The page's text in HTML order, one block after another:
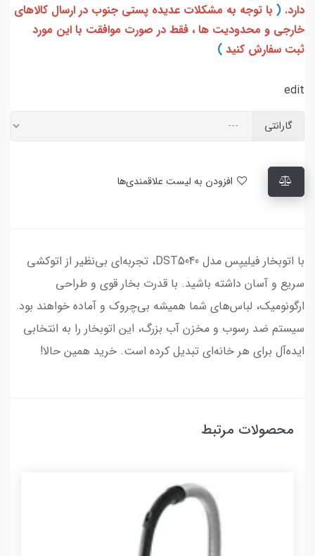
دارد. ( با توجه به مشکلات عدیده پستی جنوب در ارسال کالاهای
خارجی و محدودیت ها ، فقط در صورت موافقت با این مورد
ثبت سفارش کنید )
edit
گارانتی
با اتوبخار فیلیپس مدل DST5040، تجربه‌ای بی‌نظیر از اتوکشی
سریع و آسان داشته باشید. با قدرت بخار قوی و طراحی
ارگونومیک، لباس‌های شما همیشه بی‌چروک و آماده خواهند بود.
سیستم ضد رسوب و مخزن آب بزرگ، این اتوبخار را به انتخابی
ایده‌آل برای هر خانه‌ای تبدیل کرده است. خرید همین حالا!
محصولات مرتبط